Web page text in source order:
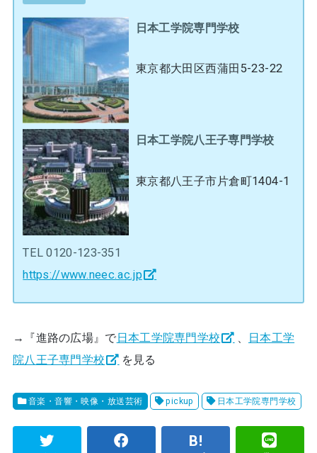
日本工学院専門学校
東京都大田区西蒲田5-23-22
日本工学院八王子専門学校
東京都八王子市片倉町1404-1
TEL 0120-123-351
https://www.neec.ac.jp
→『進路の広場』で日本工学院専門学校
日本工学
院八王子専門学校
を見る
音楽・音響・映像・放送芸術 pickup 日本工学院専門学校